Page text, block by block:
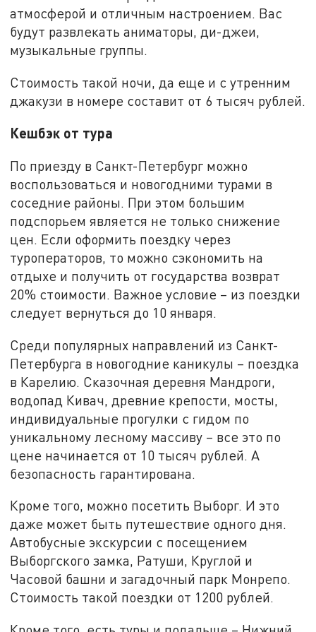
атмосферой и отличным настроением. Вас
будут развлекать аниматоры, ди-джеи,
музыкальные группы.
Стоимость такой ночи, да еще и с утренним
джакузи в номере составит от 6 тысяч рублей.
Кешбэк от тура
По приезду в Санкт-Петербург можно
воспользоваться и новогодними турами в
соседние районы. При этом большим
подспорьем является не только снижение
цен. Если оформить поездку через
туроператоров, то можно сэкономить на
отдыхе и получить от государства возврат
20% стоимости. Важное условие – из поездки
следует вернуться до 10 января.
Среди популярных направлений из Санкт-
Петербурга в новогодние каникулы – поездка
в Карелию. Сказочная деревня Мандроги,
водопад Кивач, древние крепости, мосты,
индивидуальные прогулки с гидом по
уникальному лесному массиву – все это по
цене начинается от 10 тысяч рублей. А
безопасность гарантирована.
Кроме того, можно посетить Выборг. И это
даже может быть путешествие одного дня.
Автобусные экскурсии с посещением
Выборгского замка, Ратуши, Круглой и
Часовой башни и загадочный парк Монрепо.
Стоимость такой поездки от 1200 рублей.